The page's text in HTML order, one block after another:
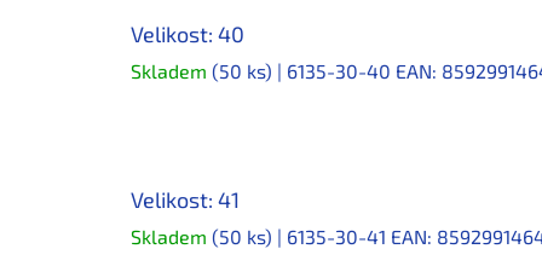
Velikost: 40
Skladem (50 ks) | 6135-30-40 EAN:
Velikost: 41
Skladem (50 ks) | 6135-30-41 EAN: